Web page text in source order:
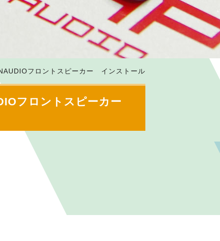
フロントスピーカー インストール
フロントスピーカー